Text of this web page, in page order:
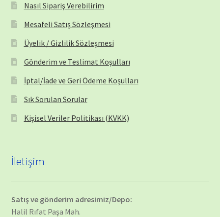
Nasıl Sipariş Verebilirim
Mesafeli Satış Sözleşmesi
Üyelik / Gizlilik Sözleşmesi
Gönderim ve Teslimat Koşulları
İptal/İade ve Geri Ödeme Koşulları
Sık Sorulan Sorular
Kişisel Veriler Politikası (KVKK)
İletişim
Satış ve gönderim adresimiz/Depo:
Halil Rıfat Paşa Mah.